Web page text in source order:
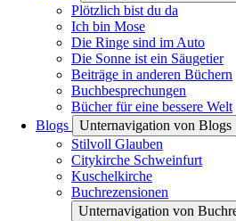
Plötzlich bist du da
Ich bin Mose
Die Ringe sind im Auto
Die Sonne ist ein Säugetier
Beiträge in anderen Büchern
Buchbesprechungen
Bücher für eine bessere Welt
Blogs
Unternavigation von Blogs
Stilvoll Glauben
Citykirche Schweinfurt
Kuschelkirche
Buchrezensionen
Unternavigation von